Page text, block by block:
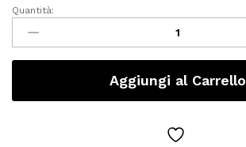
Gilet
Emergenza
HighViz
BMW
Quantità:
Aggiungi al Carrello